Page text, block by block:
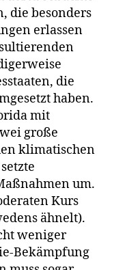
die besonders
erlassen
die
haben.
mit
große
klimatischen
um.
Kurs
ähnelt).
weniger
Bekämpfung